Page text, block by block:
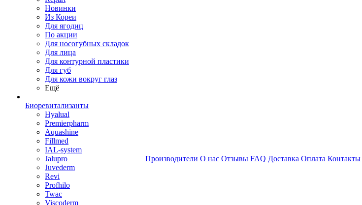
Новинки
Из Кореи
Для ягодиц
По акции
Для носогубных складок
Для лица
Для контурной пластики
Для губ
Для кожи вокруг глаз
Ещё
Биоревитализанты
Hyalual
Premierpharm
Aquashine
Fillmed
IAL-system
Jalupro
Juvederm
Revi
Profhilo
Twac
Viscoderm
Производители О нас Отзывы FAQ Доставка Оплата Контакты